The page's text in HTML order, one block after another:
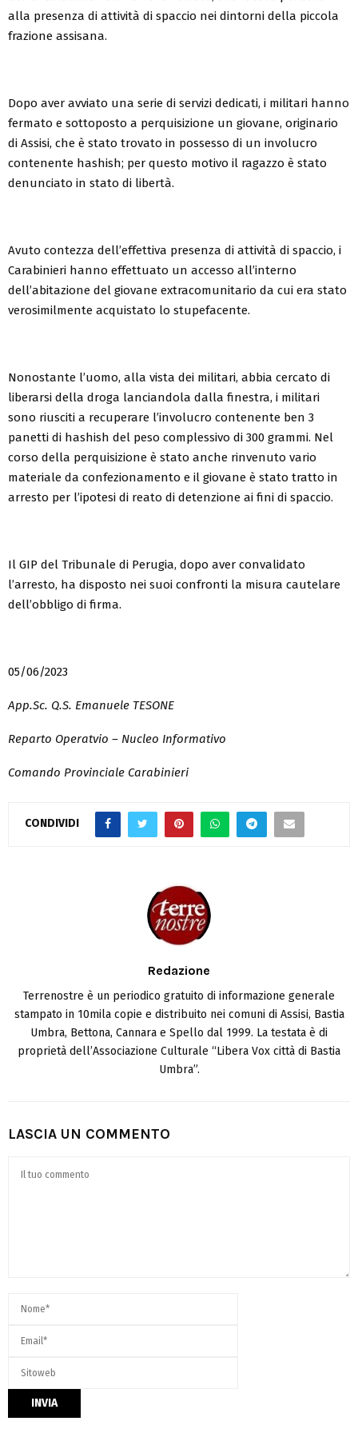
alla presenza di attività di spaccio nei dintorni della piccola
frazione assisana.
Dopo aver avviato una serie di servizi dedicati, i militari hanno
fermato e sottoposto a perquisizione un giovane, originario
di Assisi, che è stato trovato in possesso di un involucro
contenente hashish; per questo motivo il ragazzo è stato
denunciato in stato di libertà.
Avuto contezza dell’effettiva presenza di attività di spaccio, i
Carabinieri hanno effettuato un accesso all’interno
dell’abitazione del giovane extracomunitario da cui era stato
verosimilmente acquistato lo stupefacente.
Nonostante l’uomo, alla vista dei militari, abbia cercato di
liberarsi della droga lanciandola dalla finestra, i militari
sono riusciti a recuperare l’involucro contenente ben 3
panetti di hashish del peso complessivo di 300 grammi. Nel
corso della perquisizione è stato anche rinvenuto vario
materiale da confezionamento e il giovane è stato tratto in
arresto per l’ipotesi di reato di detenzione ai fini di spaccio.
Il GIP del Tribunale di Perugia, dopo aver convalidato
l’arresto, ha disposto nei suoi confronti la misura cautelare
dell’obbligo di firma.
05/06/2023
App.Sc. Q.S. Emanuele TESONE
Reparto Operatvio – Nucleo Informativo
Comando Provinciale Carabinieri
CONDIVIDI
Redazione
Terrenostre è un periodico gratuito di informazione generale
stampato in 10mila copie e distribuito nei comuni di Assisi, Bastia
Umbra, Bettona, Cannara e Spello dal 1999. La testata è di
proprietà dell’Associazione Culturale “Libera Vox città di Bastia
Umbra”.
LASCIA UN COMMENTO